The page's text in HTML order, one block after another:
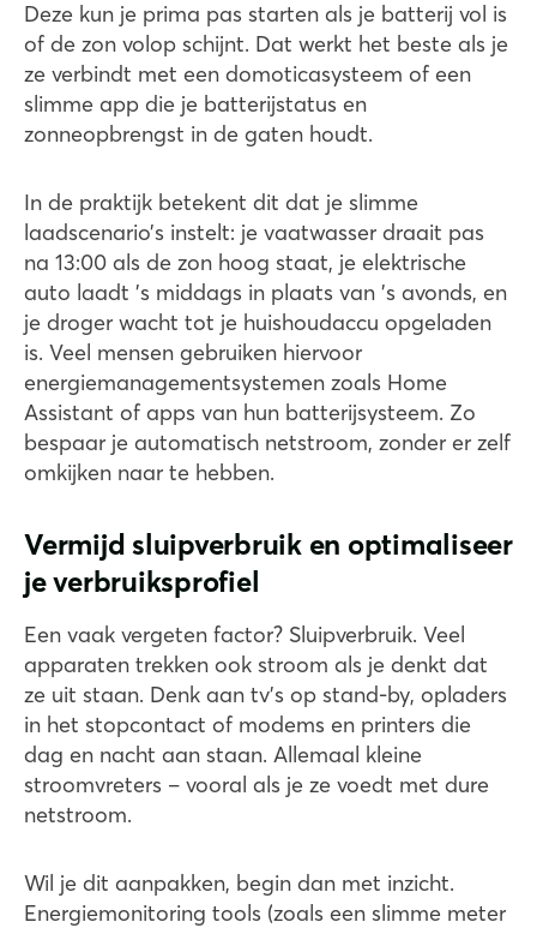
Deze kun je prima pas starten als je batterij vol is
of de zon volop schijnt. Dat werkt het beste als je
ze verbindt met een domoticasysteem of een
slimme app die je batterijstatus en
zonneopbrengst in de gaten houdt.
In de praktijk betekent dit dat je slimme
laadscenario’s instelt: je vaatwasser draait pas
na 13:00 als de zon hoog staat, je elektrische
auto laadt ’s middags in plaats van 's avonds, en
je droger wacht tot je huishoudaccu opgeladen
is. Veel mensen gebruiken hiervoor
energiemanagementsystemen zoals Home
Assistant of apps van hun batterijsysteem. Zo
bespaar je automatisch netstroom, zonder er zelf
omkijken naar te hebben.
Vermijd sluipverbruik en optimaliseer
je verbruiksprofiel
Een vaak vergeten factor? Sluipverbruik. Veel
apparaten trekken ook stroom als je denkt dat
ze uit staan. Denk aan tv’s op stand-by, opladers
in het stopcontact of modems en printers die
dag en nacht aan staan. Allemaal kleine
stroomvreters – vooral als je ze voedt met dure
netstroom.
Wil je dit aanpakken, begin dan met inzicht.
Energiemonitoring tools (zoals een slimme meter